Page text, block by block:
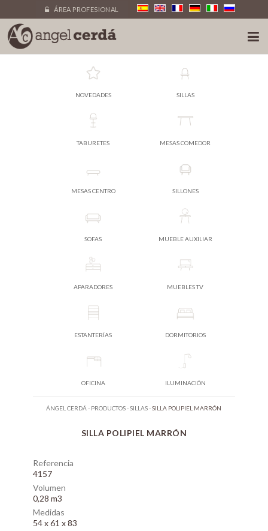
ÁREA PROFESIONAL
NOVEDADES SILLAS
TABURETES MESAS COMEDOR
MESAS CENTRO SILLONES
SOFAS MUEBLE AUXILIAR
APARADORES MUEBLES TV
ESTANTERÍAS DORMITORIOS
OFICINA ILUMINACIÓN
ÁNGEL CERDÁ - PRODUCTOS-SILLAS-SILLA POLIPIEL MARRÓN
SILLA POLIPIEL MARRÓN
Referencia
4157
Volumen
0,28 m3
Medidas
54 x 61 x 83